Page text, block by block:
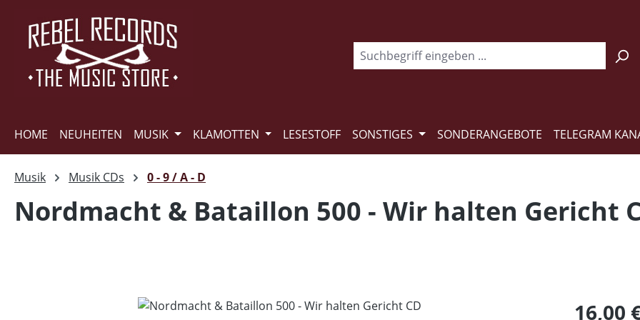
Hauptinhalt springen
Zur Suche springen
Zur Hauptnavigation springen
HOME NEUHEITEN MUSIK KLAMOTTEN LESESTOFF SONSTIGES SONDERANGEBOTE TELEGRAM
Musik Musik CDs 0 - 9 / A - D
Nordmacht & Bataillon 500 - Wir halten Gericht
Regulärer
16,00